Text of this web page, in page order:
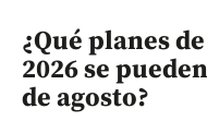
¿Qué planes
2026 se
de agosto?